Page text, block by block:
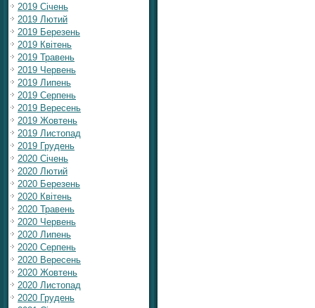
2019 Січень
2019 Лютий
2019 Березень
2019 Квітень
2019 Травень
2019 Червень
2019 Липень
2019 Серпень
2019 Вересень
2019 Жовтень
2019 Листопад
2019 Грудень
2020 Січень
2020 Лютий
2020 Березень
2020 Квітень
2020 Травень
2020 Червень
2020 Липень
2020 Серпень
2020 Вересень
2020 Жовтень
2020 Листопад
2020 Грудень